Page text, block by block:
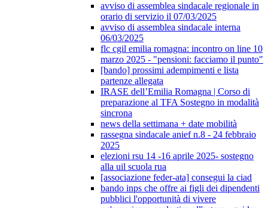
avviso di assemblea sindacale regionale in
orario di servizio il 07/03/2025
avviso di assemblea sindacale interna
06/03/2025
flc cgil emilia romagna: incontro on line 10
marzo 2025 - "pensioni: facciamo il punto"
[bando] prossimi adempimenti e lista
partenze allegata
IRASE dell’Emilia Romagna | Corso di
preparazione al TFA Sostegno in modalità
sincrona
news della settimana + date mobilità
rassegna sindacale anief n.8 - 24 febbraio
2025
elezioni rsu 14 -16 aprile 2025- sostegno
alla uil scuola rua
[associazione feder-ata] consegui la ciad
bando inps che offre ai figli dei dipendenti
pubblici l'opportunità di vivere